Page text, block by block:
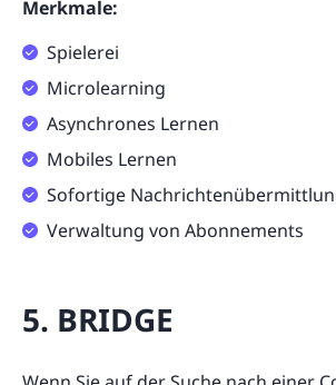
Merkmale:
Spielerei
Microlearning
Asynchrones Lernen
Mobiles Lernen
Sofortige
Verwaltung von Abonnements
5. BRIDGE